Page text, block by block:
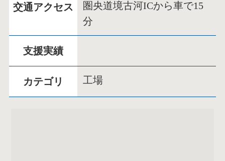
交通アクセス
圏央道境古河ICから車で15
分
支援実績
カテゴリ 工場